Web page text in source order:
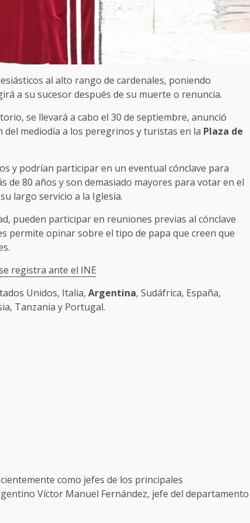
al alto rango de cardenales, poniendo
a su sucesor después de su muerte o renuncia.
se llevará a cabo el 30 de septiembre, anunció
del mediodía a los peregrinos y turistas en la Plaza de
y podrían participar en un eventual cónclave para
80 años y son demasiado mayores para votar en el
largo servicio a la Iglesia.
pueden participar en reuniones previas al cónclave
permite opinar sobre el tipo de papa que creen que
registra ante el INE
Unidos, Italia, Argentina, Sudáfrica, España,
Tanzania y Portugal.
como jefes de los principales
Víctor Manuel Fernández, jefe del departamento